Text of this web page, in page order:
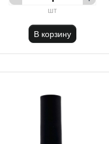
шт
В корзину